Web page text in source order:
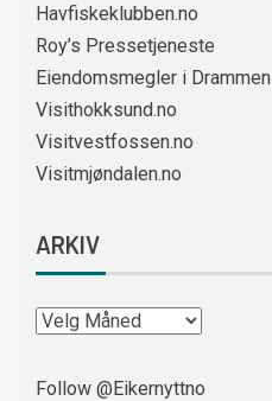
Havfiskeklubben.no
Roy’s Pressetjeneste
Eiendomsmegler i Drammen
Visithokksund.no
Visitvestfossen.no
Visitmjøndalen.no
ARKIV
Follow @Eikernyttno